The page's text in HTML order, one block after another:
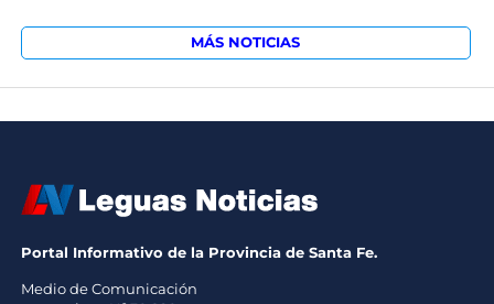
MÁS NOTICIAS
Portal Informativo de la Provincia de Santa Fe.
Medio de Comunicación